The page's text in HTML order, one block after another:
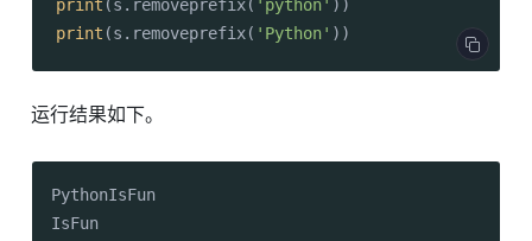
print (s.removeprefix( 'python'
print (s.removeprefix( 'Python' ))
运行结果如下。
PythonIsFun
IsFun